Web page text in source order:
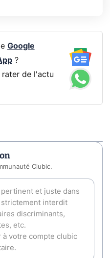
Google
?
rater de l'actu
Clubic.